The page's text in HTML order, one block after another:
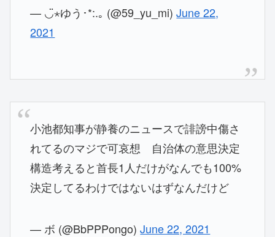
— ◡̈⋆ゆう･*:.｡ (@59_yu_mi)June 22,
2021
小池都知事が静養のニュースで誹謗中傷さ
れてるのマジで可哀想 自治体の意思決定
構造考えると首長1人だけがなんでも100%
決定してるわけではないはずなんだけど
— ボ (@BbPPPongo)June 22, 2021